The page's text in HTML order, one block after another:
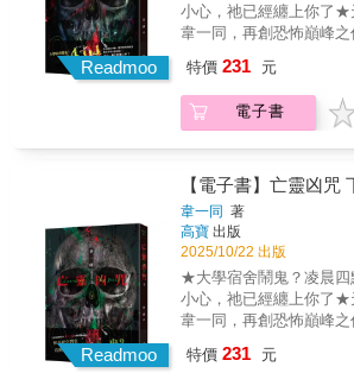
共赴滅亡？©wenjuchou
Readmoo
小心，祂已經纏上你了★
韋一同，再創恐怖巔峰之
在慶祝完自己十八歲生
詭異事件關燈後，寢室不
燈光再次亮起，卻是猩
一雙腳……咚咚咚！凌晨
正在寢室外敲門？南磊調
似乎都與自己的陰曆生日
媽卻態度異常。自己的生
著怎樣驚人的祕密？
特價 231 元
電子書
Readmoo
【電子書】亡靈凶咒
韋一同 著
高寶 出版
2025/10/22 出版
★大學宿舍鬧鬼？凌晨
小心，祂已經纏上你了★
韋一同，再創恐怖巔峰之
在慶祝完自己十八歲生
特價 231 元